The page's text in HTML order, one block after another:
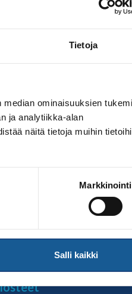
Tietoja
ominaisuuksien
ja analytiikka-alan
näitä tietoja muihin
Markkinointi
Salli kaikki
ja tärkeä osa judoa. Se
kuvastaa
osaamisella ja